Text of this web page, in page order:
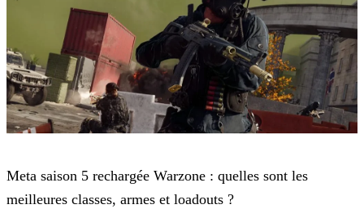
Meta saison 5 rechargée Warzone : quelles sont les
meilleures classes, armes et loadouts ?